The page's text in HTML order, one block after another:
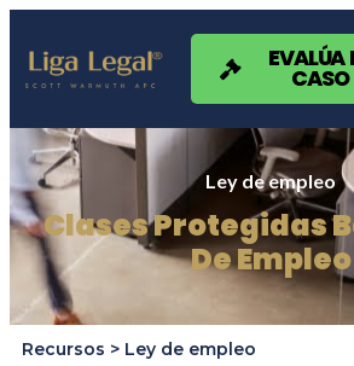
Nota:
sitio
web
sistema
accesibilidad.
EVALÚA
CASO
Ley de empleo
Clases Protegidas
De Empleo
Recursos > Ley de empleo